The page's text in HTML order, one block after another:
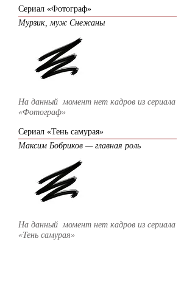
Сериал «Фотограф»
Мурзик, муж Снежаны
На данный момент нет кадров из сериала
«Фотограф»
Сериал «Тень самурая»
Максим Бобриков — главная роль
На данный момент нет кадров из сериала
«Тень самурая»